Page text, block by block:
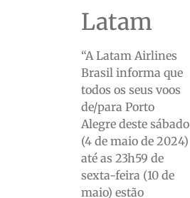
Latam
“A Latam Airlines
Brasil informa que
todos os seus voos
de/para Porto
Alegre deste sábado
(4 de maio de 2024)
até as 23h59 de
sexta-feira (10 de
maio) estão